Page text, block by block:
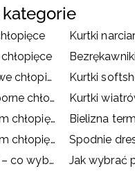
Kurtki przejściowe chłopięce
Kurtki wodoodporne chłopięce
Kurtki
Kurtki z kapturem chłopięce
Bluzy z kapturem chłopięce
Jaki strój na WF – co wybrać dla dziecka?